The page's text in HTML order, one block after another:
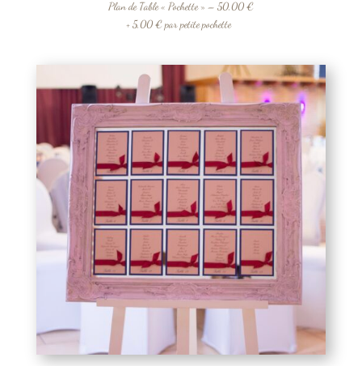
Plan de Table « Pochette » – 50,00 €
+ 5,00 € par petite pochette